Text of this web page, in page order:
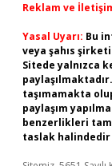
Reklam ve
Yasal Uyarı: Bu
veya şahıs
Sitede yalnızca
taşımamakta
paylaşım
benzerlikleri
taslak halindedir